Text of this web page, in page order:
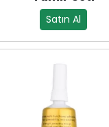
Satın Al